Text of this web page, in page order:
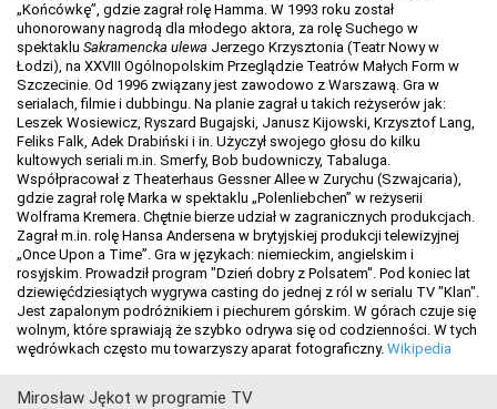
„Końcówkę”, gdzie zagrał rolę Hamma. W 1993 roku został
uhonorowany nagrodą dla młodego aktora, za rolę Suchego w
spektaklu Sakramencka ulewa Jerzego Krzysztonia (Teatr Nowy w
Łodzi), na XXVIII Ogólnopolskim Przeglądzie Teatrów Małych Form w
Szczecinie. Od 1996 związany jest zawodowo z Warszawą. Gra w
serialach, filmie i dubbingu. Na planie zagrał u takich reżyserów jak:
Leszek Wosiewicz, Ryszard Bugajski, Janusz Kijowski, Krzysztof Lang,
Feliks Falk, Adek Drabiński i in. Użyczył swojego głosu do kilku
kultowych seriali m.in. Smerfy, Bob budowniczy, Tabaluga.
Współpracował z Theaterhaus Gessner Allee w Zurychu (Szwajcaria),
gdzie zagrał rolę Marka w spektaklu „Polenliebchen” w reżyserii
Wolframa Kremera. Chętnie bierze udział w zagranicznych produkcjach.
Zagrał m.in. rolę Hansa Andersena w brytyjskiej produkcji telewizyjnej
„Once Upon a Time”. Gra w językach: niemieckim, angielskim i
rosyjskim. Prowadził program "Dzień dobry z Polsatem". Pod koniec lat
dziewięćdziesiątych wygrywa casting do jednej z ról w serialu TV "Klan".
Jest zapalonym podróżnikiem i piechurem górskim. W górach czuje się
wolnym, które sprawiają że szybko odrywa się od codzienności. W tych
wędrówkach często mu towarzyszy aparat fotograficzny. Wikipedia
Mirosław Jękot w programie TV